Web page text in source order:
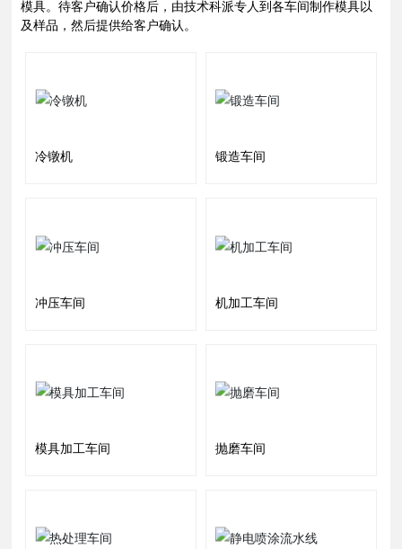
模具。待客户确认价格后，由技术科派专人到各车间制作模具以
及样品，然后提供给客户确认。
冷镦机 锻造车间
冲压车间 机加工车间
模具加工车间 抛磨车间